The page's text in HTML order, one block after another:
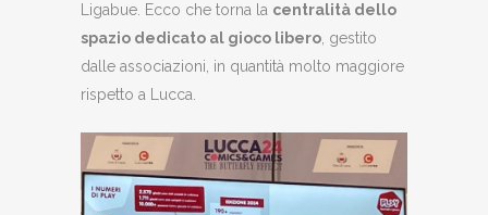
Ligabue. Ecco che torna la centralità dello
spazio dedicato al gioco libero, gestito
dalle associazioni, in quantità molto maggiore
rispetto a Lucca.